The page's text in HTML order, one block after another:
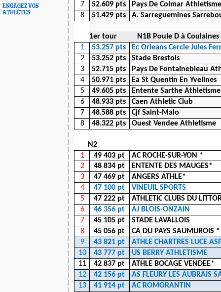
ENGAGEZ VOS
ATHLÈTES
7
52.609 pts
Pays De Colmar Athletisme
8
51.429 pts A. Sarreguemines
1er tour
N1B Poule D à Coulaines
1
53.257 pts
Ec Orleans Cercle Jules
2
53.252 pts
Stade Brestois
3
52.715 pts
Pays De Fontainebleau
4
50.971 pts
Ea St Quentin En Yvelines
5
49.605 pts
Entente Sarthe Athletisme
6
48.933 pts
Caen Athletic Club
7
48.588 pts
Cjf Saint-Malo
8
48.322 pts Ouest Vendee Athletisme
N2
1
49 403 pt
AC ROCHE-SUR-YON *
2
48 834 pt
ENTENTE DES MAUGES*
3
47 469 pt
ANGERS ATHLE*
4
47 100 pt
VINEUIL SPORTS
5
47 222 pt
ATHLETIC CLUBS DU
6
46 356 pt
AJ BLOIS-ONZAIN
7
45 105 pt
STADE LAVALLOIS
8
45 056 pt
CA DU PAYS SAUMUROIS *
9
43 821 pt
ATHLE CHARTRES LUCE
10
43 777 pt
US BERRY ATHLETISME
11
42 837 pt
ATHLE BOCAGE VENDEE*
12
42 156 pt
AS FLEURY LES AUBRAIS
13
41 914 pt
AC ROMORANTIN